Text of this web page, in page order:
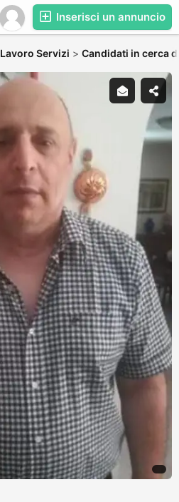
Inserisci un annuncio
Lavoro Servizi > Candidati in cerca